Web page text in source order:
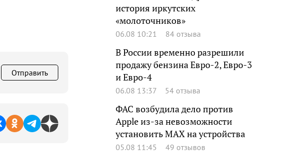
Отправить
история иркутских
«молоточников»
06.08 10:21 84 отзыва
В России временно разрешили
продажу бензина Евро-2, Евро-3
и Евро-4
06.08 13:37 54 отзыва
ФАС возбудила дело против
Apple из-за невозможности
установить MAX на устройства
05.08 11:45 49 отзывов